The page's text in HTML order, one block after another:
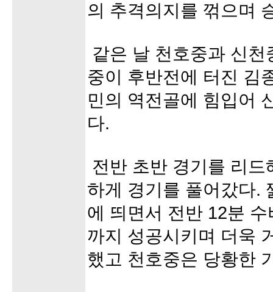
의 추격의지를 꺾으며
같은 날 천호중과 신
중이 후반전에 터진 김
민의 역전골에 힘입어
다.
전반 초반 경기를 리
하게 경기를 풀어갔다.
에 띄면서 전반 12분
까지 성공시키며 더욱
했고 천호중은 당황한